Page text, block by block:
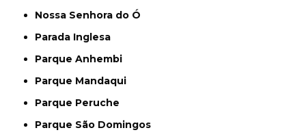
Nossa Senhora do Ó
Parada Inglesa
Parque Anhembi
Parque Mandaqui
Parque Peruche
Parque São Domingos